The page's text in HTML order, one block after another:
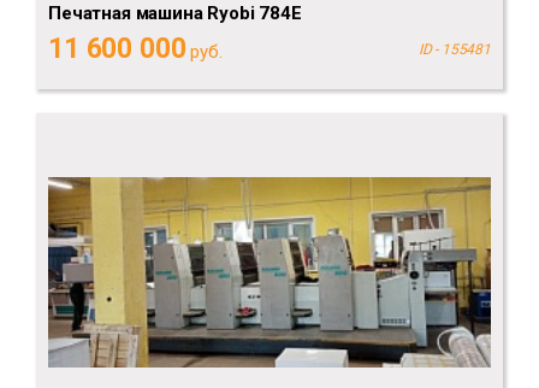
Печатная машина Ryobi 784E
11 600 000 руб. ID - 155481